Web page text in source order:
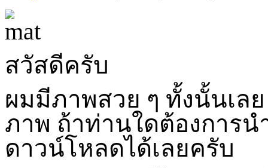
สวัสดีครับ
ผมมีภาพสวย ๆ ทั้งนั้นเล
ภาพ ถ้าท่านใดต้องการ
ดาวน์โหลดได้เลยครับ